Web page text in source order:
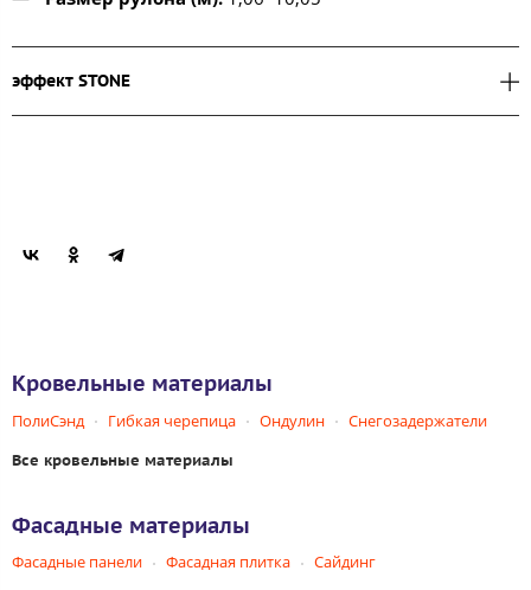
эффект STONE
Кровельные материалы
ПолиСэнд Гибкая черепица Ондулин Снегозадержатели
Все кровельные материалы
Фасадные материалы
Фасадные панели Фасадная плитка Сайдинг